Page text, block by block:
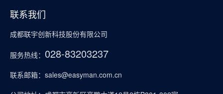
联系我们
成都联宇创新科技股份有限公司
服务热线： 028-83203237
联系邮箱：sales@easyman.com.cn